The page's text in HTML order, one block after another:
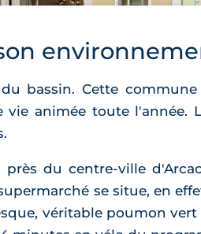
bassin. Cette
vie animée toute
du centre-ville
se situe, en
véritable poumon